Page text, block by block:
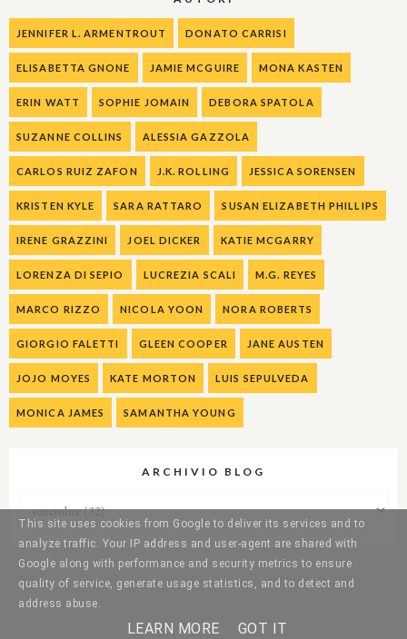
JENNIFER L. ARMENTROUT DONATO CARRISI
ELISABETTA GNONE JAMIE MCGUIRE MONA KASTEN
ERIN WATT SOPHIE JOMAIN DEBORA SPATOLA
SUZANNE COLLINS ALESSIA GAZZOLA
CARLOS RUIZ ZAFON J.K. ROLLING JESSICA SORENSEN
KRISTEN KYLE SARA RATTARO SUSAN ELIZABETH PHILLIPS
IRENE GRAZZINI JOEL DICKER KATIE MCGARRY
LORENZA DI SEPIO LUCREZIA SCALI M.G. REYES
MARCO RIZZO NICOLA YOON NORA ROBERTS
GIORGIO FALETTI GLEEN COOPER JANE AUSTEN
JOJO MOYES KATE MORTON LUIS SEPULVEDA
MONICA JAMES SAMANTHA YOUNG
ARCHIVIO BLOG
This site uses cookies from Google to deliver its services and to
analyze traffic. Your IP address and user-agent are shared with
Google along with performance and security metrics to ensure
quality of service, generate usage statistics, and to detect and
address abuse.
LEARN MORE GOT IT